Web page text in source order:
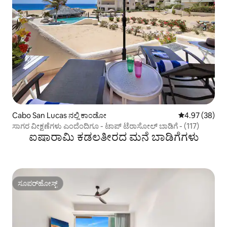
Cabo San Lucas ನಲ್ಲಿ ಕಾಂಡೋ 5 ರಲ್ಲಿ 4.97
4.97 (38)
ಸಾಗರ ವೀಕ್ಷಣೆಗಳು ಎಂದೆಂದಿಗೂ - ಟಾಪ್ ಟೆರಾಸೋಲ್ ಬಾಡಿಗೆ - (117)
ಐಷಾರಾಮಿ ಕಡಲತೀರದ ಮನೆ ಬಾಡಿಗೆಗಳು
ಸೂಪರ್‌ಹೋಸ್ಟ್
ಸೂಪರ್‌ಹೋಸ್ಟ್